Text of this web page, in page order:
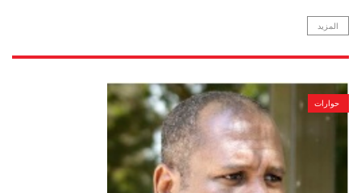
المزيد
حوارات